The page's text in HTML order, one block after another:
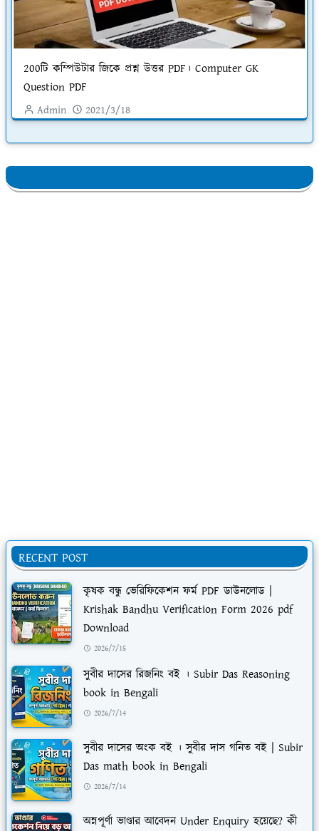
200টি কম্পিউটার জিকে প্রশ্ন উত্তর PDF। Computer GK
Question PDF
Admin 2021/3/18
RECENT POST
কৃষক বন্ধু ভেরিফিকেশন ফর্ম PDF ডাউনলোড |
Krishak Bandhu Verification Form 2026 pdf
Download
2026/7/15
সুবীর দাসের রিজনিং বই । Subir Das Reasoning
book in Bengali
2026/7/14
সুবীর দাসের অংক বই । সুবীর দাস গনিত বই | Subir
Das math book in Bengali
2026/7/14
অন্নপূর্ণা ভাণ্ডার আবেদন Under Enquiry হয়েছে? কী